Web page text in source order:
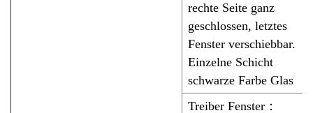
rechte Seite ganz
geschlossen, letztes
Fenster verschiebbar.
Einzelne Schicht
schwarze Farbe Glas
Treiber Fenster ：